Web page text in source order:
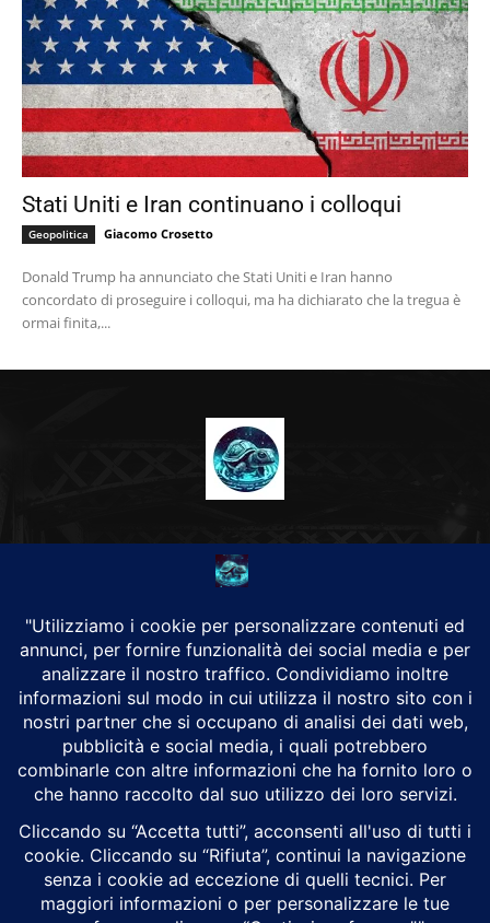
Stati Uniti e Iran continuano i colloqui
Geopolitica Giacomo Crosetto
Donald Trump ha annunciato che Stati Uniti e Iran hanno
concordato di proseguire i colloqui, ma ha dichiarato che la tregua è
ormai finita,...
CHI SIAMO
Alground Geopolitica e Cyberwarfare.
Da una idea di Brunilde Trizio
Alground fa parte del Gruppo Trizio
SEGUICI